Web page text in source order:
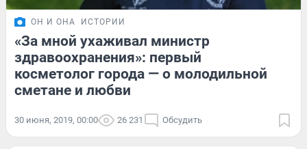
ОН И ОНА ИСТОРИИ
«За мной ухаживал министр
здравоохранения»: первый
косметолог города — о молодильной
сметане и любви
30 июня, 2019, 00:00 26 231 Обсудить